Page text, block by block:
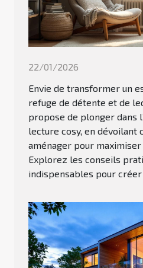
22/01/2026
Envie de transformer un
refuge de détente et de
propose de plonger dans
lecture cosy, en dévoilant
aménager pour
Explorez les conseils
indispensables pour créer